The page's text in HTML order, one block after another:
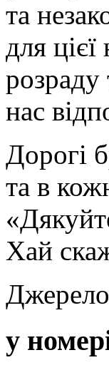
та
для
нас
Дорогі
та в
Хай
у